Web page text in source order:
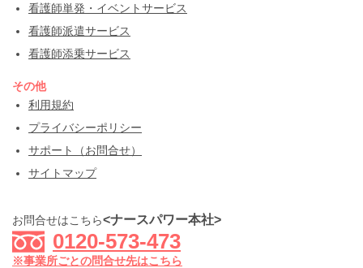
看護師単発・イベントサービス
看護師派遣サービス
看護師添乗サービス
その他
利用規約
プライバシーポリシー
サポート（お問合せ）
サイトマップ
お問合せはこちら<ナースパワー本社>
0120-573-473
※事業所ごとの問合せ先はこちら